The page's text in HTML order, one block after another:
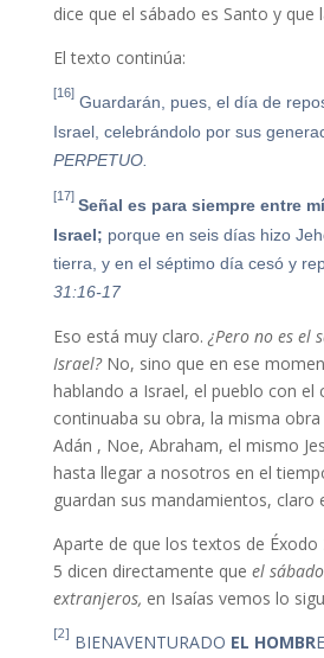
dice que el sábado es Santo y que
El texto continúa:
[16]Guardarán, pues, el día de
Israel, celebrándolo por sus
PERPETUO.
[17] Señal es para siempre entre
Israel; porque en seis días hizo
tierra, y en el séptimo día cesó y
31:16-17
Eso está muy claro. ¿Pero no es el
Israel?No, sino que en ese
hablando a Israel, el pueblo con el
continuaba su obra, la misma
Adán , Noe, Abraham, el mismo
hasta llegar a nosotros en el
guardan sus mandamientos, claro
Aparte de que los textos de
5 dicen directamente que el
extranjeros, en Isaías vemos lo
[2] BIENAVENTURADO EL HOMBR